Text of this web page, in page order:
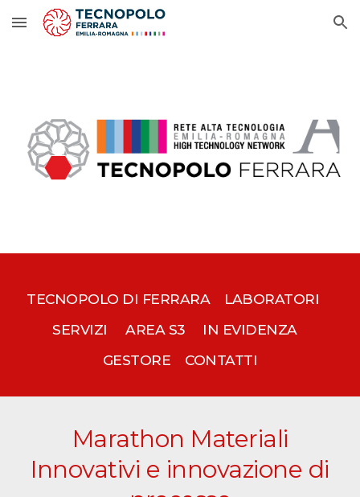
Skip to main content Skip to navigation
TECNOPOLO DI FERRARA
LABORATORI
SERVIZI
AREA S3
IN EVIDENZA
GESTORE
CONTATTI
Marathon Materiali
Innovativi e innovazione di